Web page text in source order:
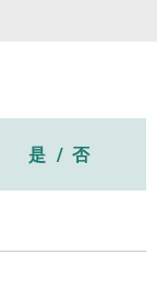
是 否